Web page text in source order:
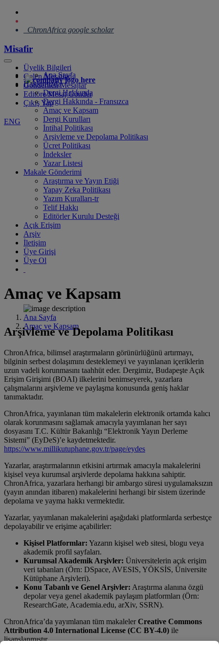
ChronAfrica google scholar
Misafir
Üyelik Bilgileri
Gelen Mesajlar
Gönderilen Mesajlar
Editöre Mesaj Gönder
Çıkış Yap
ENG
Ana Sayfa
Hakkımızda
Dergi Hakkında
Dergi Hakkında - Fransızca
Amaç ve Kapsam
Dergi Kurulları
İntihal Politikası
Arşivleme ve Depolama Politikası
Ücret Politikası
İndeksler
Yazar Listesi
Makale Gönderimi
Araştırma ve Yayın Etiği
Yapay Zeka Politikası
Yazım Kuralları-tr
Telif Hakkı
Editörler Kurulu Desteği
Açık Erişim
Arşiv
İletişim
Üye Girişi
Üye Ol
Amaç ve Kapsam
Ana Sayfa
Amaç ve Kapsam
Arşivleme ve Depolama Politikası
ChronAfrica, bilimsel araştırmaların görünürlüğünü artırmayı,
bilginin serbest dolaşımını desteklemeyi ve yayınlanan içeriklerin
uzun vadeli korunmasını taahhüt eder. Dergimiz, Budapeşte Açık
Erişim Girişimi (BOAI) ilkelerini benimseyerek, yazarlara
çalışmalarını arşivleme ve paylaşma konusunda geniş haklar
tanımaktadır.
ChronAfrica, yayınlanan tüm makalelerin elektronik ortamda kalıcı
olarak korunmasını sağlamak amacıyla yayımlanan her sayı
dosyasını T.C. Kültür Bakanlığı “Elektronik Yayın Derleme
Sistemi” (EyDeS)’e kaydetmektedir.
https://www.millikutuphane.gov.tr/page/eydes
Yazarlar, araştırmalarının etkisini artırmak amacıyla makalelerini
kişisel veya kurumsal arşivlerde depolama hakkına sahiptir.
ChronAfrica, yazarlara herhangi bir ambargo süresi uygulamaksızın
(yayın anından itibaren) makalelerini herhangi bir sistem üzerinde
depolama ve yayma hakkı vermektedir.
Yazarlar, yayımlanan makalelerini aşağıdaki platformlarda serbestçe
depolayabilir ve erişime açabilirler:
Kişisel Platformlar: Yazarın kişisel web sitesi, blogu veya
akademik profil sayfaları.
Kurumsal Akademik Arşivler: Üniversitelerin açık erişim
veri tabanları (Örn: DSpace, AVESIS, YÖKSİS, Üniversite
Kütüphane Arşivleri).
Konu Tabanlı ve Genel Arşivler: Araştırma alanına özgü
depolar veya genel akademik paylaşım platformları (Örn:
ResearchGate, Academia.edu, arXiv, SSRN).
ChronAfrica’da yayımlanan tüm makalelerCreative Commons
Attribution 4.0 International License (CC BY-4.0) ile
lisanslanmıştır.